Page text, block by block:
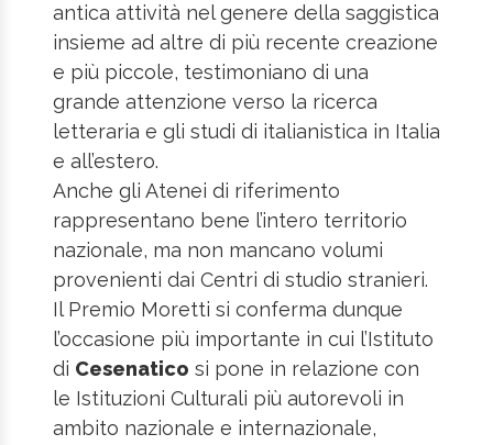
antica attività nel genere della saggistica
insieme ad altre di più recente creazione
e più piccole, testimoniano di una
grande attenzione verso la ricerca
letteraria e gli studi di italianistica in Italia
e all’estero.
Anche gli Atenei di riferimento
rappresentano bene l’intero territorio
nazionale, ma non mancano volumi
provenienti dai Centri di studio stranieri.
Il Premio Moretti si conferma dunque
l’occasione più importante in cui l’Istituto
di Cesenatico si pone in relazione con
le Istituzioni Culturali più autorevoli in
ambito nazionale e internazionale,